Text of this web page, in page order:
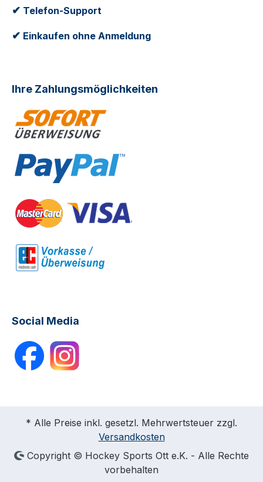
✔ Telefon-Support
✔ Einkaufen ohne Anmeldung
Ihre Zahlungsmöglichkeiten
Social Media
* Alle Preise inkl. gesetzl. Mehrwertsteuer zzgl.
Versandkosten
Copyright © Hockey Sports Ott e.K. - Alle Rechte
vorbehalten